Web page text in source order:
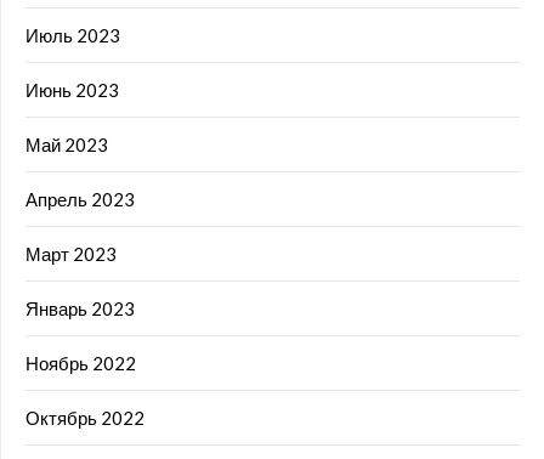
Июль 2023
Июнь 2023
Май 2023
Апрель 2023
Март 2023
Январь 2023
Ноябрь 2022
Октябрь 2022